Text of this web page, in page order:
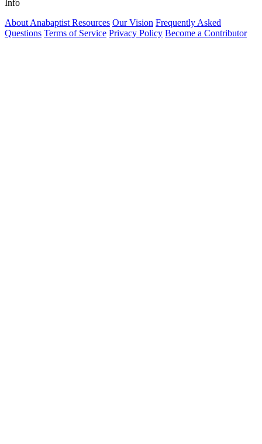
Info
About Anabaptist Resources Our Vision Frequently Asked
Questions Terms of Service Privacy Policy Become a Contributor